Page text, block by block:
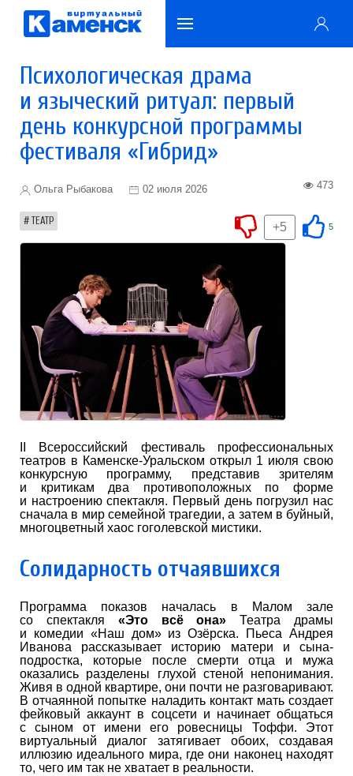
Психологическая драма
и языческий ритуал: первый
день конкурсной программы
фестиваля «Гибрид»
Ольга Рыбакова 02 июля 2026 473
ТЕАТР 5
+5
II Всероссийский фестиваль профессиональных
театров в Каменске-Уральском открыл 1 июля свою
конкурсную программу, представив зрителям
и критикам два противоположных по форме
и настроению спектакля. Первый день погрузил нас
сначала в мир семейной трагедии, а затем в буйный,
многоцветный хаос гоголевской мистики.
Солидарность отчаявшихся
Программа показов началась в Малом зале
со спектакля «Это всё она» Театра драмы
и комедии «Наш дом» из Озёрска. Пьеса Андрея
Иванова рассказывает историю матери и сына-
подростка, которые после смерти отца и мужа
оказались разделены глухой стеной непонимания.
Живя в одной квартире, они почти не разговаривают.
В отчаянной попытке наладить контакт мать создает
фейковый аккаунт в соцсети и начинает общаться
с сыном от имени его ровесницы Тоффи. Этот
виртуальный диалог затягивает обоих, создавая
иллюзию идеального мира, где они наконец находят
то, чего им так не хватает в реальности.